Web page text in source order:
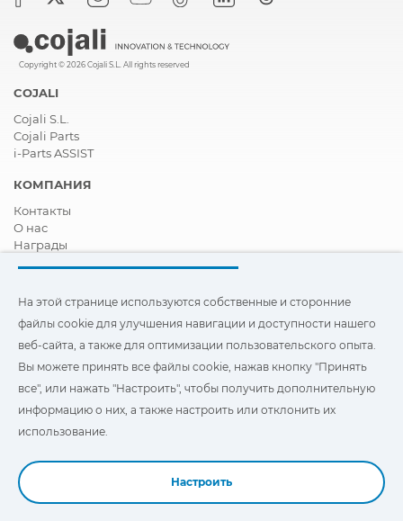
Copyright © 2026 Cojali S.L. All rights reserved
COJALI
Cojali S.L.
Cojali Parts
i-Parts ASSIST
КОМПАНИЯ
Контакты
О нас
Награды
Стать дистрибьютором
Видео
FAQ - ЧАСТО ЗАДАВАЕМЫЕ ВОПРОСЫ
оптимизировать взаимодействие с пользователем, на этом
сайте используются наши собственные и сторонние файлы
"Cookies". Вы можете нажать на
отказаться от их использования.
На этой странице используются собственные и сторонние
файлы cookie для улучшения навигации и доступности нашего
веб-сайта, а также для оптимизации пользовательского опыта.
Вы можете принять все файлы cookie, нажав кнопку "Принять
все", или нажать "Настроить", чтобы получить дополнительную
информацию о них, а также настроить или отклонить их
использование.
Настроить